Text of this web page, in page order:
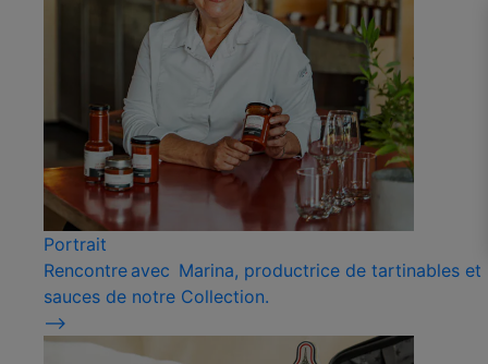
Portrait
Rencontre avec Marina, productrice de tartinables et
sauces de notre Collection.
⟶